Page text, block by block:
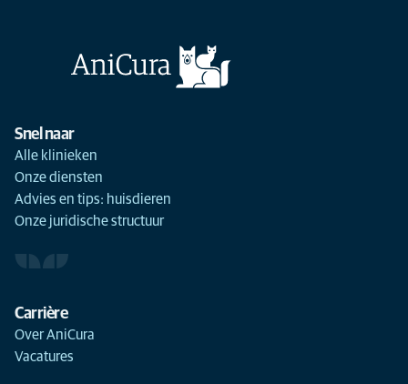
Snel naar
Alle klinieken
Onze diensten
Advies en tips: huisdieren
Onze juridische structuur
Carrière
Over AniCura
Vacatures